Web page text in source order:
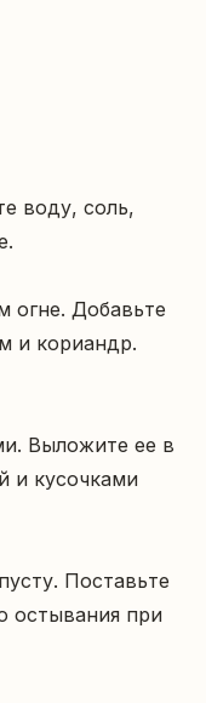
воду, соль,
огне. Добавьте
и кориандр.
Выложите ее в
и кусочками
Поставьте
остывания при